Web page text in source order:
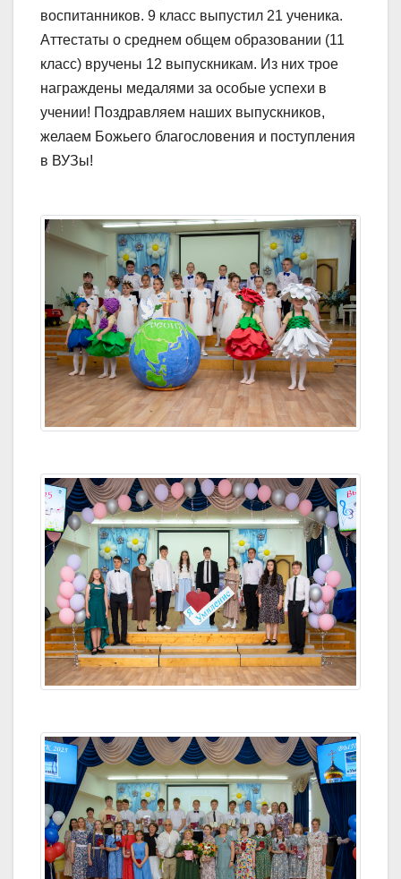
воспитанников. 9 класс выпустил 21 ученика.
Аттестаты о среднем общем образовании (11
класс) вручены 12 выпускникам. Из них трое
награждены медалями за особые успехи в
учении! Поздравляем наших выпускников,
желаем Божьего благословения и поступления
в ВУЗы!